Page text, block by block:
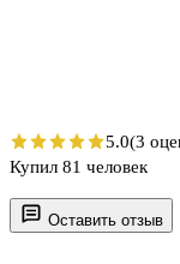
Оставить отзыв
5.0(3
Купил 81 человек